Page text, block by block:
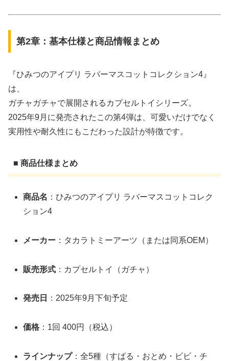
第2章：基本仕様と商品情報まとめ
『ひみつのアイプリ ラバーマスコットコレクション4』
は、
ガチャガチャで展開されるカプセルトイシリーズ。
2025年9月に発売されたこの第4弾は、可愛いだけでなく
実用性や耐久性にもこだわった設計が特徴です。
■ 商品仕様まとめ
商品名 ：ひみつのアイプリ ラバーマスコットコレク
ション4
メーカー ：タカラトミーアーツ（または同系OEM）
販売形式 ：カプセルトイ（ガチャ）
発売日 ：2025年9月下旬予定
価格 ：1回 400円（税込）
ラインナップ：全5種（すばる・おとめ・ビビ・チ